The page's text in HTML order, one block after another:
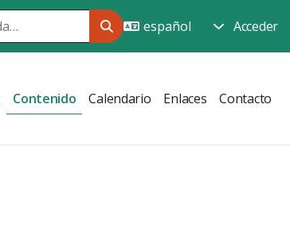
Acceder
Contenido Calendario Enlaces Contacto